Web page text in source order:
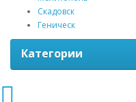
Скадовск
Геническ
Категории